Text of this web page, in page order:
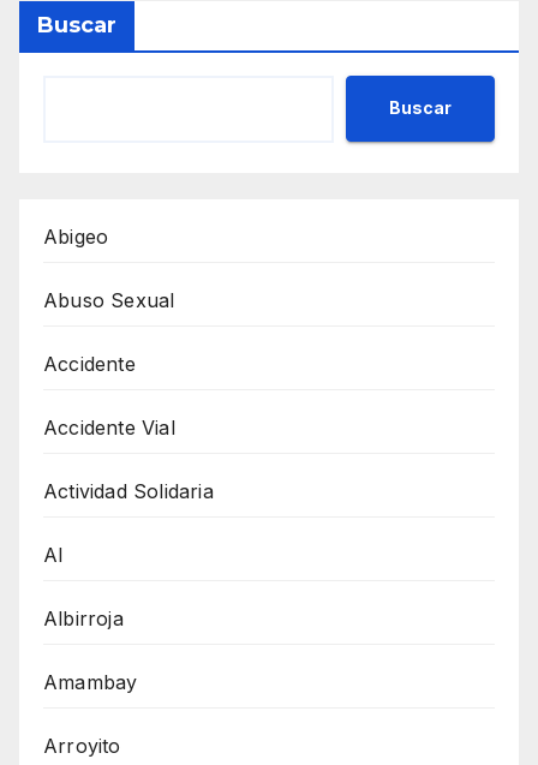
Buscar
Buscar
Abigeo
Abuso Sexual
Accidente
Accidente Vial
Actividad Solidaria
AI
Albirroja
Amambay
Arroyito